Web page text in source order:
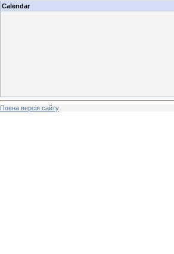
Calendar
Повна версія сайту